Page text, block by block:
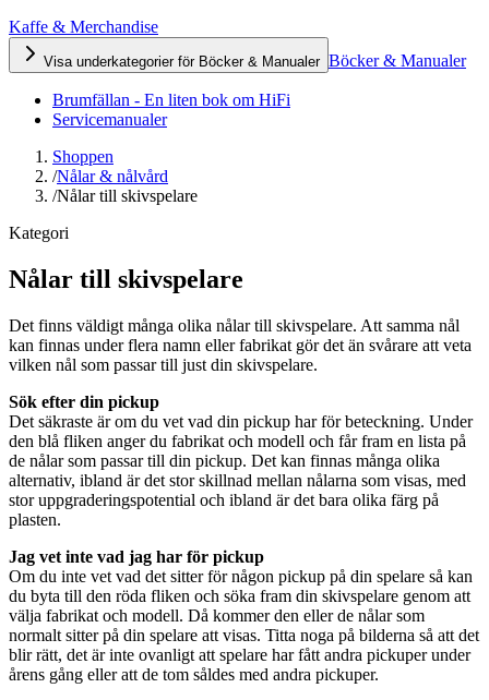
Kaffe & Merchandise
Visa underkategorier för Böcker & Manualer Böcker & Manualer
Brumfällan - En liten bok om HiFi
Servicemanualer
Shoppen
/Nålar & nålvård
/Nålar till skivspelare
Kategori
Nålar till skivspelare
Det finns väldigt många olika nålar till skivspelare. Att samma nål
kan finnas under flera namn eller fabrikat gör det än svårare att veta
vilken nål som passar till just din skivspelare.
Sök efter din pickup
Det säkraste är om du vet vad din pickup har för beteckning. Under
den blå fliken anger du fabrikat och modell och får fram en lista på
de nålar som passar till din pickup. Det kan finnas många olika
alternativ, ibland är det stor skillnad mellan nålarna som visas, med
stor uppgraderingspotential och ibland är det bara olika färg på
plasten.
Jag vet inte vad jag har för pickup
Om du inte vet vad det sitter för någon pickup på din spelare så kan
du byta till den röda fliken och söka fram din skivspelare genom att
välja fabrikat och modell. Då kommer den eller de nålar som
normalt sitter på din spelare att visas. Titta noga på bilderna så att det
blir rätt, det är inte ovanligt att spelare har fått andra pickuper under
årens gång eller att de tom såldes med andra pickuper.